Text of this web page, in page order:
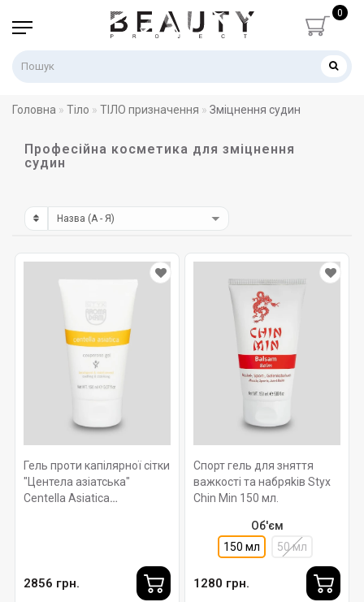
0
Головна Тіло ТІЛО призначення Зміцнення судин
Професійна косметика для зміцнення
судин
Гель проти капілярної сітки
"Центела азіатська"
Centella Asiatica
2856 грн.
Спорт гель для зняття
важкості та набряkів Styx
Chin Min 150 мл.
Об'єм
150 мл
50 мл
1280 грн.